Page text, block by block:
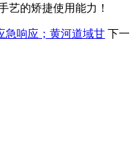
艺的矫捷使用能力！
急响应；黄河道域甘 下一